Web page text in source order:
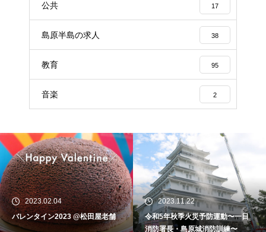
公共 17
島原半島の求人 38
教育 95
音楽 2
2023.02.04
バレンタイン2023 @松田屋老舗
2023.11.22
令和5年秋季火災予防運動〜一日
消防署長・島原城消防訓練〜